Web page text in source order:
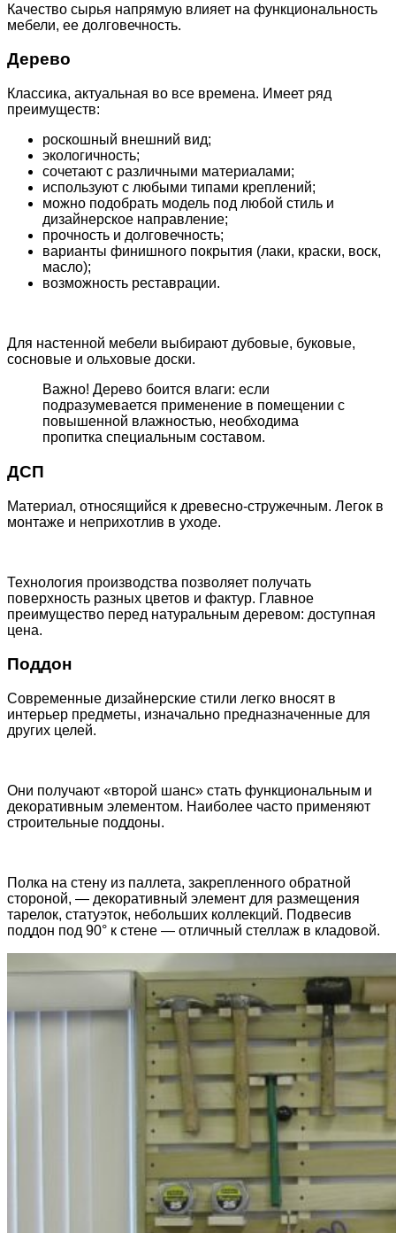
Качество сырья напрямую влияет на функциональность
мебели, ее долговечность.
Дерево
Классика, актуальная во все времена. Имеет ряд
преимуществ:
роскошный внешний вид;
экологичность;
сочетают с различными материалами;
используют с любыми типами креплений;
можно подобрать модель под любой стиль и
дизайнерское направление;
прочность и долговечность;
варианты финишного покрытия (лаки, краски, воск,
масло);
возможность реставрации.
Для настенной мебели выбирают дубовые, буковые,
сосновые и ольховые доски.
Важно! Дерево боится влаги: если
подразумевается применение в помещении с
повышенной влажностью, необходима
пропитка специальным составом.
ДСП
Материал, относящийся к древесно-стружечным. Легок в
монтаже и неприхотлив в уходе.
Технология производства позволяет получать
поверхность разных цветов и фактур. Главное
преимущество перед натуральным деревом: доступная
цена.
Поддон
Современные дизайнерские стили легко вносят в
интерьер предметы, изначально предназначенные для
других целей.
Они получают «второй шанс» стать функциональным и
декоративным элементом. Наиболее часто применяют
строительные поддоны.
Полка на стену из паллета, закрепленного обратной
стороной, — декоративный элемент для размещения
тарелок, статуэток, небольших коллекций. Подвесив
поддон под 90° к стене — отличный стеллаж в кладовой.